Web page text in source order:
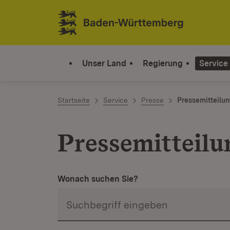
Zum Inhalt springen
Link zur Startseite
Unser Land Regierung Service
Startseite Service Presse
Wonach suchen Sie?